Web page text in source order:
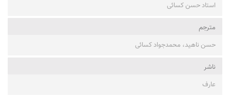
استاد حسن کسائی
مترجم
حسن ناهید، محمدجواد کسائی
ناشر
عارف